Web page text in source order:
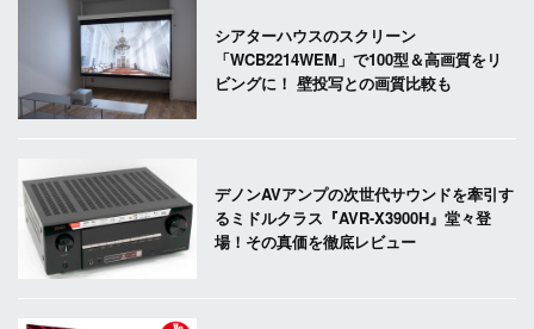
シアターハウスのスクリーン
「WCB2214WEM」で100型＆高画質をリ
ビングに！ 壁投写との画質比較も
デノンAVアンプの次世代サウンドを牽引す
るミドルクラス『AVR-X3900H』堂々登
場！その真価を徹底レビュー